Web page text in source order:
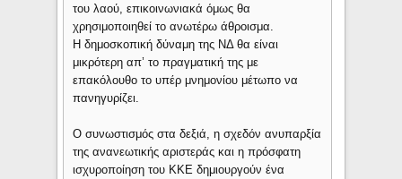
του λαού, επικοινωνιακά όμως θα
χρησιμοποιηθεί το ανωτέρω άθροισμα.
Η δημοσκοπική δύναμη της ΝΔ θα είναι
μικρότερη απ’ το πραγματική της με
επακόλουθο το υπέρ μνημονίου μέτωπο να
πανηγυρίζει.
Ο συνωστισμός στα δεξιά, η σχεδόν ανυπαρξία
της ανανεωτικής αριστεράς και η πρόσφατη
ισχυροποίηση του ΚΚΕ δημιουργούν ένα